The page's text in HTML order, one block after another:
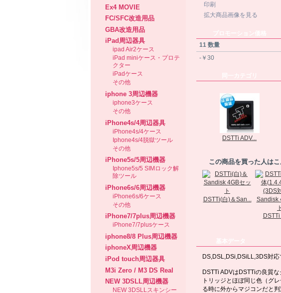
Ex4 MOVIE
FC/SFC改造用品
GBA改造用品
iPad周辺器具
ipad Air2ケース
iPad miniケース・プロテ
クター
iPadケース
その他
iphone 3周辺機器
iphone3ケース
その他
iPhone4s/4周辺器具
iPhone4s/4ケース
Iphone4s/4脱獄ツール
その他
iPhone5s/5周辺機器
Iphone5s/5 SIMロック解
除ツール
iPhone6s/6周辺機器
iPhone6s/6ケース
その他
iPhone7/7plus周辺機器
iPhone7/7plusケース
iphone8/8 Plus周辺機器
iphoneX周辺機器
iPod touch周辺器具
M3i Zero / M3 DS Real
NEW 3DSLL周辺機器
NEW 3DSLLスキンシー
印刷
拡大商品画像を見る
11 数量
-￥30
DSTTi ADV...
この商品を買った人は
DSTTi(白)＆San...
DSTTi
DS,DSL,DSi,DSiLL,3DS対応
DSTTi ADVはDSTTiの良質
トリッジとほぼ同じ色（グ
る時に外からマジコンだと